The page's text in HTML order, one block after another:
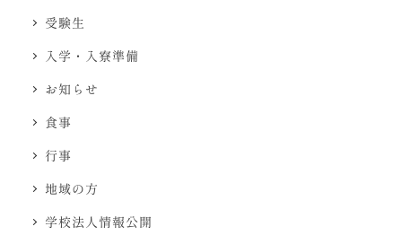
受験生
入学・入寮準備
お知らせ
食事
行事
地域の方
学校法人情報公開